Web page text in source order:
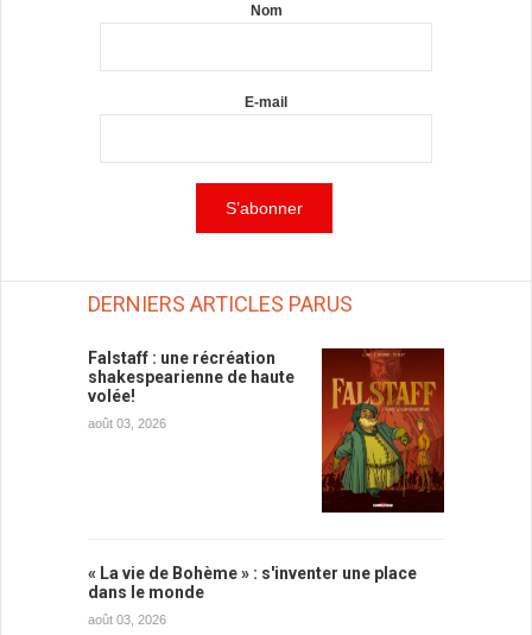
Nom
E-mail
DERNIERS ARTICLES PARUS
Falstaff : une récréation
shakespearienne de haute
volée!
août 03, 2026
« La vie de Bohème » : s'inventer une place
dans le monde
août 03, 2026